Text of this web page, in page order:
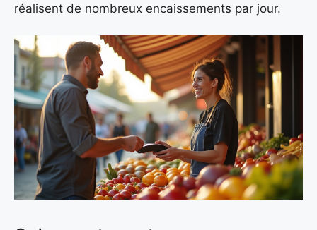
réalisent de nombreux encaissements par jour.